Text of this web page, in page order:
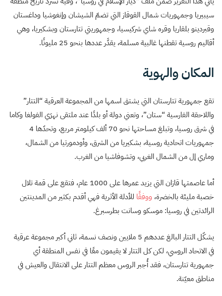
سيبيريا وجمهوريات شمال القوقاز التي تضمّ الشيشان وإنغوشيا وداغستان
وقبردينو بلقاريا وقره شاي شركيسيا، وجمهوريتي تتارستان وبشكيريا، وهي
أقاليم روسية تقطنها غالبية مسلمة، يقدَّر عددها بنحو 25 مليونًا.
المكان والهوية
تقع جمهورية تتارستان التي يشتق اسمها من المجموعة العرقية “التتار”
واللاحقة الفارسية “ستان”، وتعني دولة أو بلدًا عند ملتقى نهرَي الفولغا وكاما
في شرق روسيا، وتبلغ مساحتها نحو 70 ألف كيلومتر مربع، وتحدّها 4
جمهوريات اتحادية روسية، بشكيريا من الشرق، وأودمورتيا من الشمال،
وماري إل من الشمال الغربي، وتشوفاشيا من الغرب.
أما عاصمتها قازان التي يزيد عمرها على 1000 عام، فتقع على قمة تلال
خصبة مليئة بالخضرة، ووفقًا للأدلة الأثرية فهي أقدم بكثير من المدينتين
الرائدتين في روسيا: موسكو وسانت بطرسبرغ.
يشكّل التتار البالغ عددهم 5 ملايين ونصف نسمة، ثاني أكبر مجموعة عرقية
في الاتحاد الروسي، لكن كل التتار لا يقيمون معًا في نفس المنطقة أي
جمهورية تتارستان، فقد أُجبر الروس معظم التتار على الانتقال والعيش في
مناطق معيّنة.